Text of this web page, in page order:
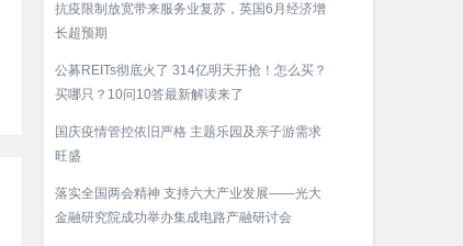
抗疫限制放宽带来服务业复苏，英国6月经济增
长超预期
公募REITs彻底火了 314亿明天开抢！怎么买？
买哪只？10问10答最新解读来了
国庆疫情管控依旧严格 主题乐园及亲子游需求
旺盛
落实全国两会精神 支持六大产业发展——光大
金融研究院成功举办集成电路产融研讨会